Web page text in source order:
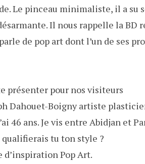
Le pinceau minimaliste, il a
Il nous rappelle la BD
de pop art dont l’un de ses
présenter pour nos visiteurs
Dahouet-Boigny artiste
46 ans. Je vis entre Abidjan et
tu ton style ?
Pop Art.